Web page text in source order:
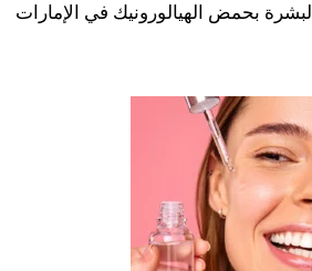
بحمض الهيالورونيك في الإمارات